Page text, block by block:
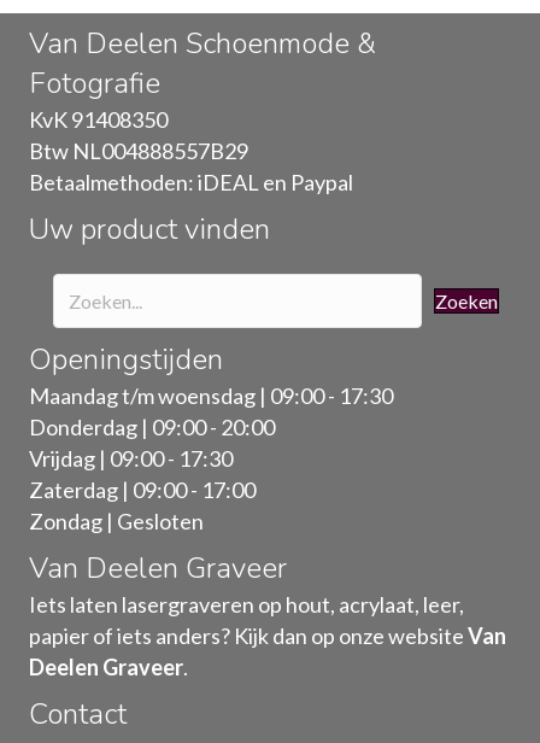
Deze
optie
Van Deelen Schoenmode &
Fotografie
KvK 91408350
Btw NL004888557B29
Betaalmethoden: iDEAL en Paypal
Uw product vinden
Zoeken
Openingstijden
Maandag t/m woensdag | 09:00 - 17:30
Donderdag | 09:00 - 20:00
Vrijdag | 09:00 - 17:30
Zaterdag | 09:00 - 17:00
Zondag | Gesloten
Van Deelen Graveer
Iets laten lasergraveren op hout, acrylaat, leer,
papier of iets anders? Kijk dan op onze websiteVan
Deelen Graveer.
Contact